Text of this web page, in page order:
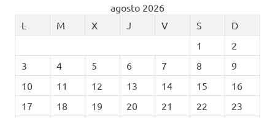
agosto 2026
L
M X J V S
D
1
2
3
4 5 6 7 8
9
10
11 12 13 14 15
16
17
18 19 20 21 22 23